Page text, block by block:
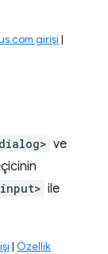
girişi |
ve
ile
| Özellik